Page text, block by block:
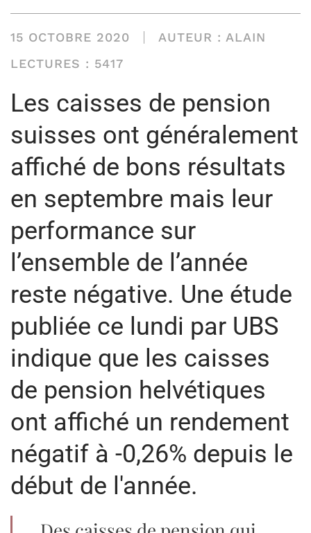
15 OCTOBRE 2020
AUTEUR : ALAIN
LECTURES : 5417
Les caisses de pension
suisses ont généralement
affiché de bons résultats
en septembre mais leur
performance sur
l’ensemble de l’année
reste négative. Une étude
publiée ce lundi par UBS
indique que les caisses
de pension helvétiques
ont affiché un rendement
négatif à -0,26% depuis le
début de l'année.